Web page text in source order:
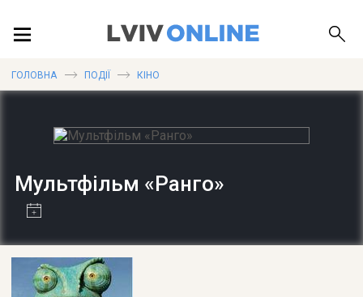
ПУБЛІКАЦІЇ
ДОВІДКА
ГОЛОВНА ПОДІЇ КІНО
Мультфільм «Ранго»